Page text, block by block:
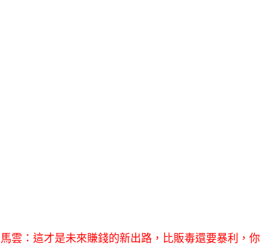
馬雲：這才是未來賺錢的新出路，比販毒還要暴利，你